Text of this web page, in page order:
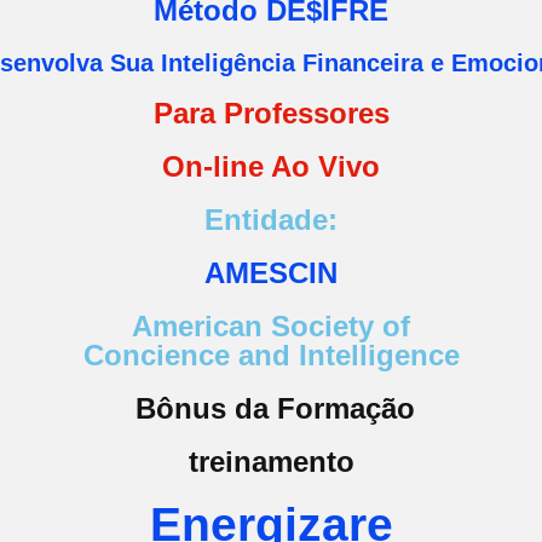
Método DE$IFRE
Sua Inteligência Financeira e
Para Professores
On-line Ao Vivo
Entidade:
AMESCIN
American Society of
Concience and Intelligence
Bônus da Formação
treinamento
Energizare